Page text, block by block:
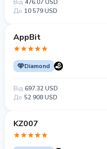
Від 476.07 USD
До 10 579 USD
AppBit
Diamond
Від 697.32 USD
До 52 908 USD
KZ007